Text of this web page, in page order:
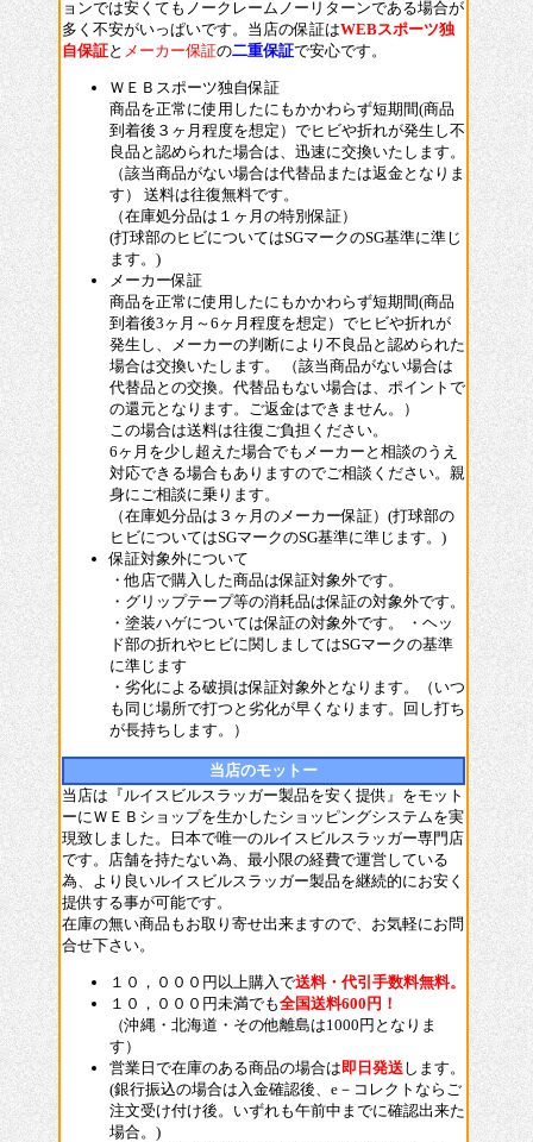
ョンでは安くてもノークレームノーリターンである場合が
多く不安がいっぱいです。当店の保証はWEBスポーツ独
自保証と メーカー保証の二重保証で安心です。
ＷＥＢスポーツ独自保証
商品を正常に使用したにもかかわらず短期間(商品
到着後３ヶ月程度を想定）でヒビや折れが発生し不
良品と認められた場合は、迅速に交換いたします。
（該当商品がない場合は代替品または返金となりま
す） 送料は往復無料です。
（在庫処分品は１ヶ月の特別保証）
(打球部のヒビについてはSGマークのSG基準に準じ
ます。)
メーカー保証
商品を正常に使用したにもかかわらず短期間(商品
到着後3ヶ月～6ヶ月程度を想定）でヒビや折れが
発生し、メーカーの判断により不良品と認められた
場合は交換いたします。 （該当商品がない場合は
代替品との交換。代替品もない場合は、ポイントで
の還元となります。ご返金はできません。）
この場合は送料は往復ご負担ください。
6ヶ月を少し超えた場合でもメーカーと相談のうえ
対応できる場合もありますのでご相談ください。親
身にご相談に乗ります。
（在庫処分品は３ヶ月のメーカー保証）(打球部の
ヒビについてはSGマークのSG基準に準じます。)
保証対象外について
・他店で購入した商品は保証対象外です。
・グリップテープ等の消耗品は保証の対象外です。
・塗装ハゲについては保証の対象外です。 ・ヘッ
ド部の折れやヒビに関しましてはSGマークの基準
に準じます
・劣化による破損は保証対象外となります。（いつ
も同じ場所で打つと劣化が早くなります。回し打ち
が長持ちします。）
当店のモットー
当店は『ルイスビルスラッガー製品を安く提供』をモット
ーにＷＥＢショップを生かしたショッピングシステムを実
現致しました。日本で唯一のルイスビルスラッガー専門店
です。店舗を持たない為、最小限の経費で運営している
為、より良いルイスビルスラッガー製品を継続的にお安く
提供する事が可能です。
在庫の無い商品もお取り寄せ出来ますので、お気軽にお問
合せ下さい。
１０，０００円以上購入で送料・代引手数料無料。
１０，０００円未満でも全国送料600円！
（沖縄・北海道・その他離島は1000円となりま
す）
営業日で在庫のある商品の場合は即日発送します。
(銀行振込の場合は入金確認後、e－コレクトならご
注文受け付け後。いずれも午前中までに確認出来た
場合。)